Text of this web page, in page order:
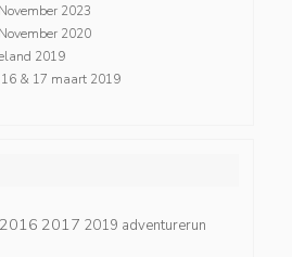
2023
2020
2019
& 17 maart 2019
2016 2017 2019 adventurerun